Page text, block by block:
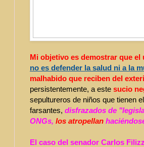
Mi objetivo es demostrar que
no es defender la salud ni a la
malhabido que reciben del
persistentemente, a este sucio
sepultureros de niños que tienen
farsantes, disfrazados de
ONGs, los atropellan
El caso del senador Carlos